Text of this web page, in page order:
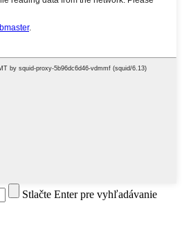
Stlačte Enter pre vyhľadávanie